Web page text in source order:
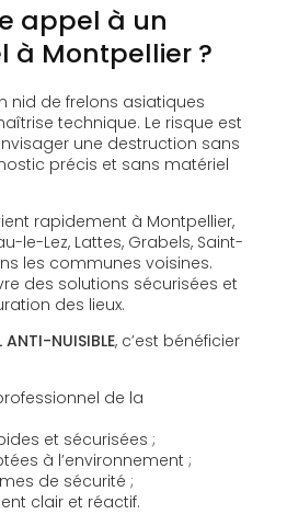
appel à un
à Montpellier ?
nid de frelons asiatiques
technique. Le risque est
une destruction sans
précis et sans matériel
rapidement à Montpellier,
le-Lez, Lattes, Grabels, Saint-
les communes voisines.
des solutions sécurisées et
des lieux.
ANTI-NUISIBLE, c’est bénéficier
de la
et sécurisées ;
à l’environnement ;
de sécurité ;
clair et réactif.